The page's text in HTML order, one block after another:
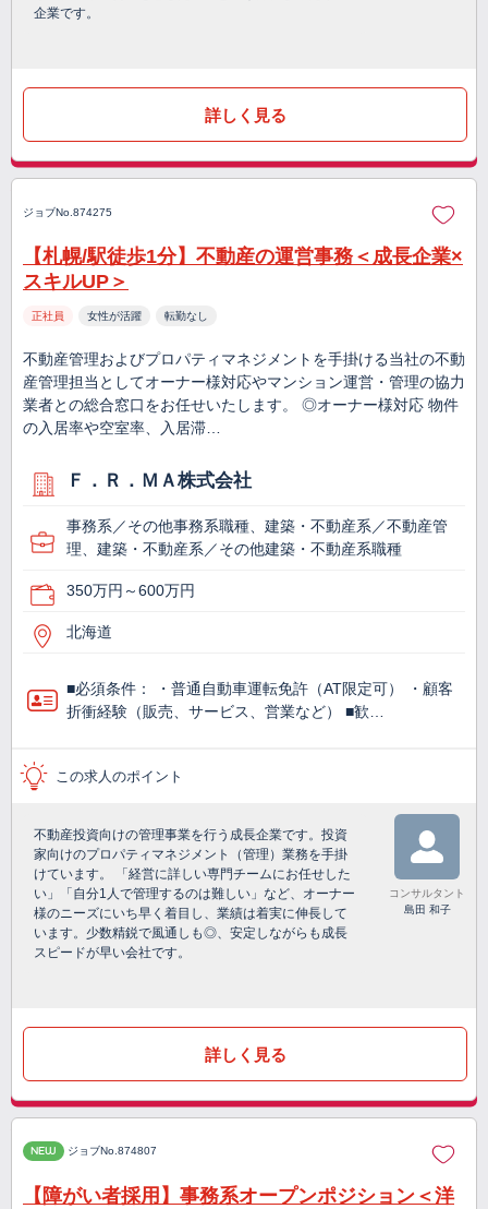
企業です。
詳しく見る
ジョブNo.874275
【札幌/駅徒歩1分】不動産の運営事務＜成長企業×
スキルUP＞
正社員 女性が活躍 転勤なし
不動産管理およびプロパティマネジメントを手掛ける当社の不動
産管理担当としてオーナー様対応やマンション運営・管理の協力
業者との総合窓口をお任せいたします。 ◎オーナー様対応 物件
の入居率や空室率、入居滞…
Ｆ．Ｒ．ＭＡ株式会社
事務系／その他事務系職種、建築・不動産系／不動産管
理、建築・不動産系／その他建築・不動産系職種
350万円～600万円
北海道
■必須条件： ・普通自動車運転免許（AT限定可） ・顧客
折衝経験（販売、サービス、営業など） ■歓…
この求人のポイント
不動産投資向けの管理事業を行う成長企業です。投資
家向けのプロパティマネジメント（管理）業務を手掛
けています。 「経営に詳しい専門チームにお任せした
い」「自分1人で管理するのは難しい」など、オーナー
様のニーズにいち早く着目し、業績は着実に伸長して
います。少数精鋭で風通しも◎、安定しながらも成長
スピードが早い会社です。
コンサルタント
島田 和子
詳しく見る
NEW ジョブNo.874807
【障がい者採用】事務系オープンポジション＜洋